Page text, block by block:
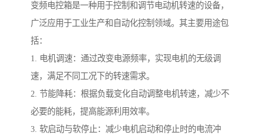
变频电控箱是一种用于控制和调节电动机转速的设备，
广泛应用于工业生产和自动化控制领域。其主要用途包
括：
1. 电机调速：通过改变电源频率，实现电机的无级调
速，满足不同工况下的转速需求。
2. 节能降耗：根据负载变化自动调整电机转速，减少不
必要的能耗，提高能源利用效率。
3. 软启动与软停止：减少电机启动和停止时的电流冲